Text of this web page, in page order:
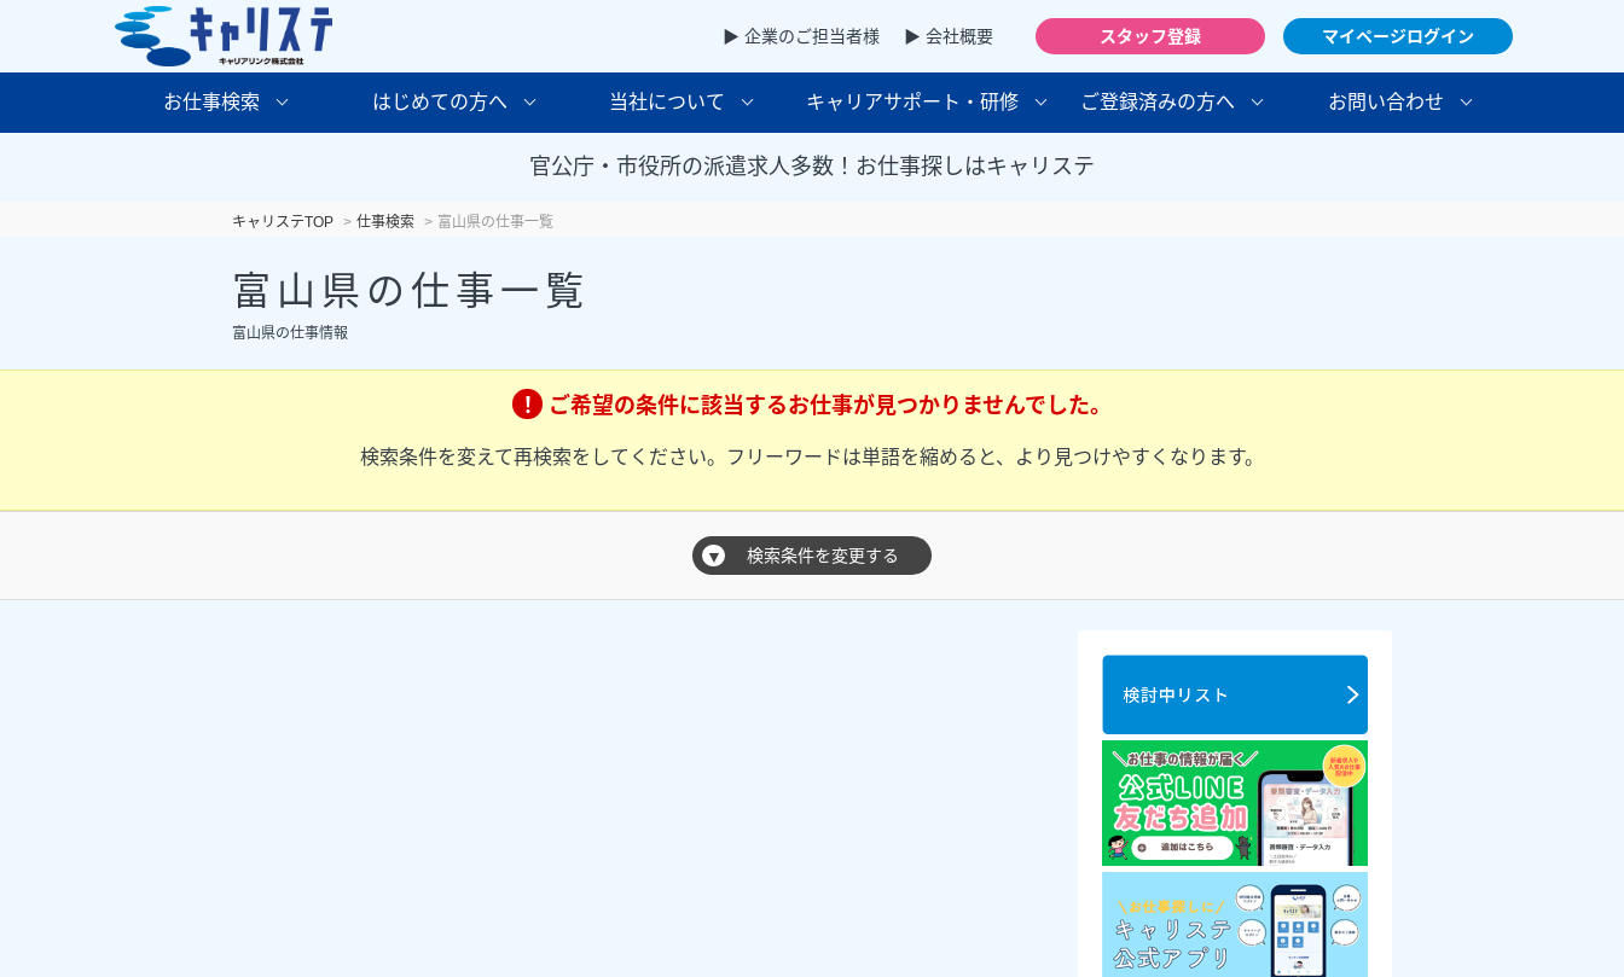
▶ 企業のご担当者様 ▶ 会社概要 スタッフ登録 マイページログイン
お仕事検索 はじめての方へ 当社について キャリアサポート・研修 ご登録済みの方へ お問い合わせ
官公庁・市役所の派遣求人多数！お仕事探しはキャリステ
キャリステTOP 仕事検索 富山県の仕事一覧
富山県の仕事一覧
富山県の仕事情報
ご希望の条件に該当するお仕事が見つかりませんでした。
検索条件を変えて再検索をしてください。フリーワードは単語を縮めると、より見つけやすくなります。
▼ 検索条件を変更する